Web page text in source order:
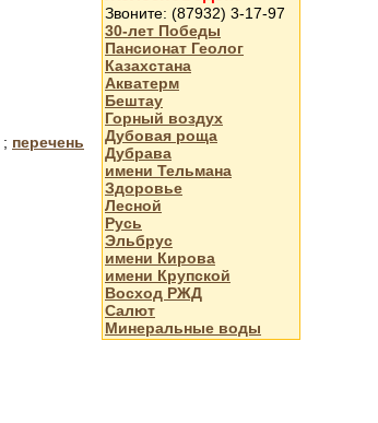
; перечень
Звоните: (87932) 3-17-97
30-лет Победы
Пансионат Геолог
Казахстана
Акватерм
Бештау
Горный воздух
Дубовая роща
Дубрава
имени Тельмана
Здоровье
Лесной
Русь
Эльбрус
имени Кирова
имени Крупской
Восход РЖД
Салют
Минеральные воды